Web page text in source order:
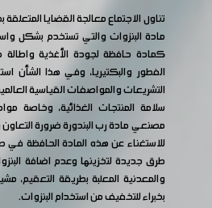
تناول الاجتماع معالجة القضايا
مادة البنزوات والتي تستخدم بشكل
كمادة حافظة لجودة الأغذية
الفطور والبكتيريا، وفي هذا الشأن
التشريعات والمواصفات القياسية
سلامة المنتجات الغذائية، وخاصة
مصنعي مادة رب البندورة ضرورة التعاون
للاستغناء عن هذه المادة الحافظة في
طرق جديدة لتخزينها وعدم اضافة
والمعدنية المعلبة بطريقة التعقيم،
بخبراء للتخفيف من استخدام البنزوات.